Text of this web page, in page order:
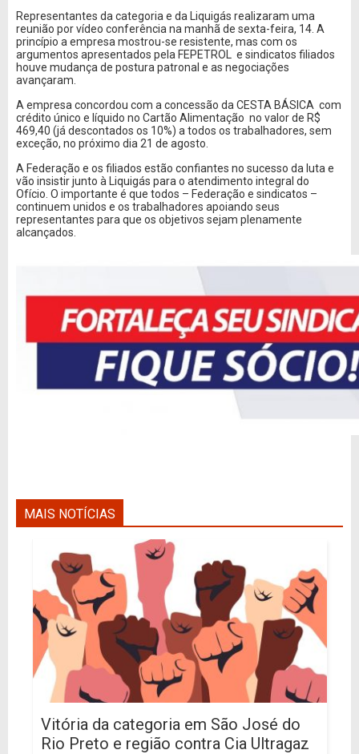
Representantes da categoria e da Liquigás realizaram uma
reunião por vídeo conferência na manhã de sexta-feira, 14. A
princípio a empresa mostrou-se resistente, mas com os
argumentos apresentados pela FEPETROL e sindicatos filiados
houve mudança de postura patronal e as negociações
avançaram.
A empresa concordou com a concessão da CESTA BÁSICA com
crédito único e líquido no Cartão Alimentação no valor de R$
469,40 (já descontados os 10%) a todos os trabalhadores, sem
exceção, no próximo dia 21 de agosto.
A Federação e os filiados estão confiantes no sucesso da luta e
vão insistir junto à Liquigás para o atendimento integral do
Ofício. O importante é que todos – Federação e sindicatos –
continuem unidos e os trabalhadores apoiando seus
representantes para que os objetivos sejam plenamente
alcançados.
MAIS NOTÍCIAS
Vitória da categoria em São José do
Rio Preto e região contra Cia Ultragaz